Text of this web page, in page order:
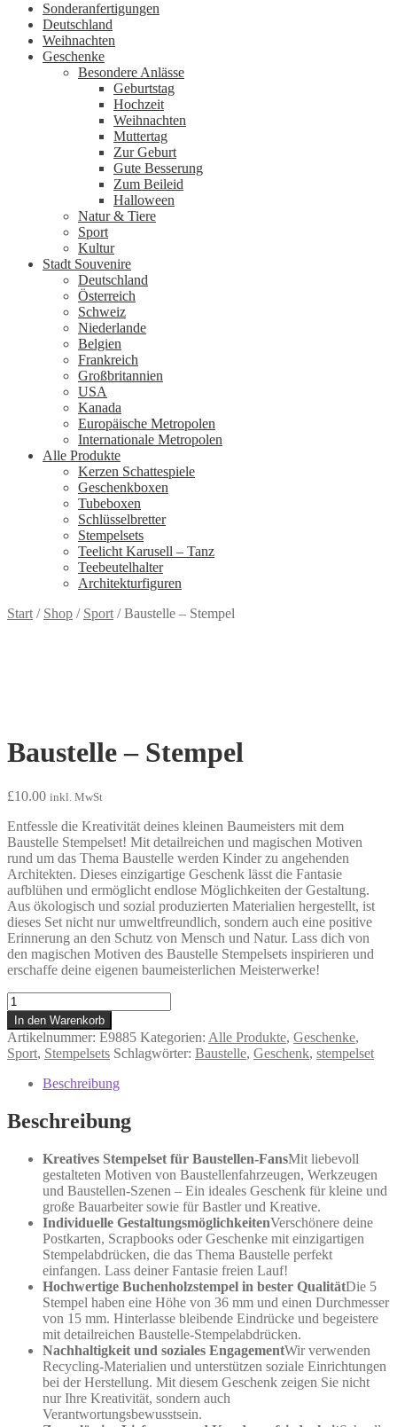
Sonderanfertigungen
Deutschland
Weihnachten
Geschenke
Besondere Anlässe
Geburtstag
Hochzeit
Weihnachten
Muttertag
Zur Geburt
Gute Besserung
Zum Beileid
Halloween
Natur & Tiere
Sport
Kultur
Stadt Souvenire
Deutschland
Österreich
Schweiz
Niederlande
Belgien
Frankreich
Großbritannien
USA
Kanada
Europäische Metropolen
Internationale Metropolen
Alle Produkte
Kerzen Schattespiele
Geschenkboxen
Tubeboxen
Schlüsselbretter
Stempelsets
Teelicht Karusell – Tanz
Teebeutelhalter
Architekturfiguren
Start / Shop / Sport /Baustelle – Stempel
Baustelle – Stempel
£10.00 inkl. MwSt
Entfessle die Kreativität deines kleinen Baumeisters mit dem
Baustelle Stempelset! Mit detailreichen und magischen Motiven
rund um das Thema Baustelle werden Kinder zu angehenden
Architekten. Dieses einzigartige Geschenk lässt die Fantasie
aufblühen und ermöglicht endlose Möglichkeiten der Gestaltung.
Aus ökologisch und sozial produzierten Materialien hergestellt, ist
dieses Set nicht nur umweltfreundlich, sondern auch eine positive
Erinnerung an den Schutz von Mensch und Natur. Lass dich von
den magischen Motiven des Baustelle Stempelsets inspirieren und
erschaffe deine eigenen baumeisterlichen Meisterwerke!
Baustelle
-
Stempel
Menge
In den Warenkorb
Artikelnummer: E9885 Kategorien: Alle Produkte, Geschenke,
Sport, Stempelsets Schlagwörter: Baustelle, Geschenk, stempelset
Beschreibung
Beschreibung
Kreatives Stempelset für Baustellen-FansMit liebevoll
gestalteten Motiven von Baustellenfahrzeugen, Werkzeugen
und Baustellen-Szenen – Ein ideales Geschenk für kleine und
große Bauarbeiter sowie für Bastler und Kreative.
Individuelle GestaltungsmöglichkeitenVerschönere deine
Postkarten, Scrapbooks oder Geschenke mit einzigartigen
Stempelabdrücken, die das Thema Baustelle perfekt
einfangen. Lass deiner Fantasie freien Lauf!
Hochwertige Buchenholzstempel in bester QualitätDie 5
Stempel haben eine Höhe von 36 mm und einen Durchmesser
von 15 mm. Hinterlasse bleibende Eindrücke und begeistere
mit detailreichen Baustelle-Stempelabdrücken.
Nachhaltigkeit und soziales EngagementWir verwenden
Recycling-Materialien und unterstützen soziale Einrichtungen
bei der Herstellung. Mit diesem Geschenk zeigen Sie nicht
nur Ihre Kreativität, sondern auch
Verantwortungsbewusstsein.